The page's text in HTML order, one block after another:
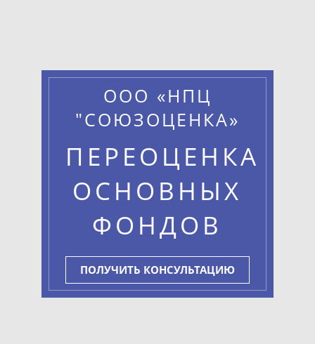
ООО «НПЦ
"СОЮЗОЦЕНКА»
ПЕРЕОЦЕНКА
ОСНОВНЫХ
ФОНДОВ
ПОЛУЧИТЬ КОНСУЛЬТАЦИЮ